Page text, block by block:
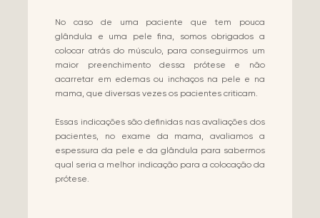
No caso de uma paciente que tem pouca
glândula e uma pele fina, somos obrigados a
colocar atrás do músculo, para conseguirmos um
maior preenchimento dessa prótese e não
acarretar em edemas ou inchaços na pele e na
mama, que diversas vezes os pacientes criticam.
Essas indicações são definidas nas avaliações dos
pacientes, no exame da mama, avaliamos a
espessura da pele e da glândula para sabermos
qual seria a melhor indicação para a colocação da
prótese.